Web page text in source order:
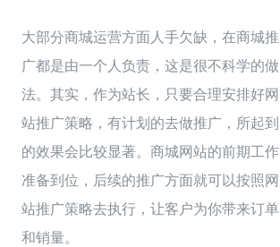
大部分商城运营方面人手欠缺，在商城推
广都是由一个人负责，这是很不科学的做
法。其实，作为站长，只要合理安排好网
站推广策略，有计划的去做推广，所起到
的效果会比较显著。商城网站的前期工作
准备到位，后续的推广方面就可以按照网
站推广策略去执行，让客户为你带来订单
和销量。